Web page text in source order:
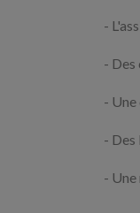
-
- Des
-
- Des
-